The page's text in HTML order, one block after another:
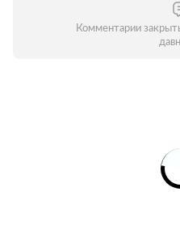
Комментарии